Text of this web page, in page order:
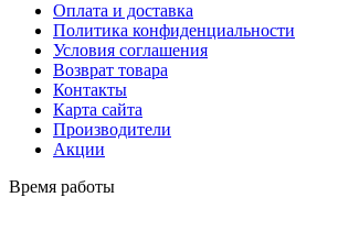
Оплата и доставка
Политика конфиденциальности
Условия соглашения
Возврат товара
Контакты
Карта сайта
Производители
Акции
Время работы